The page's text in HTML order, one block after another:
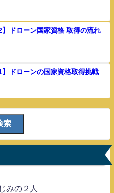
】ドローン国家資格 取得の流れ
】ドローンの国家資格取得挑戦
索
みの２人